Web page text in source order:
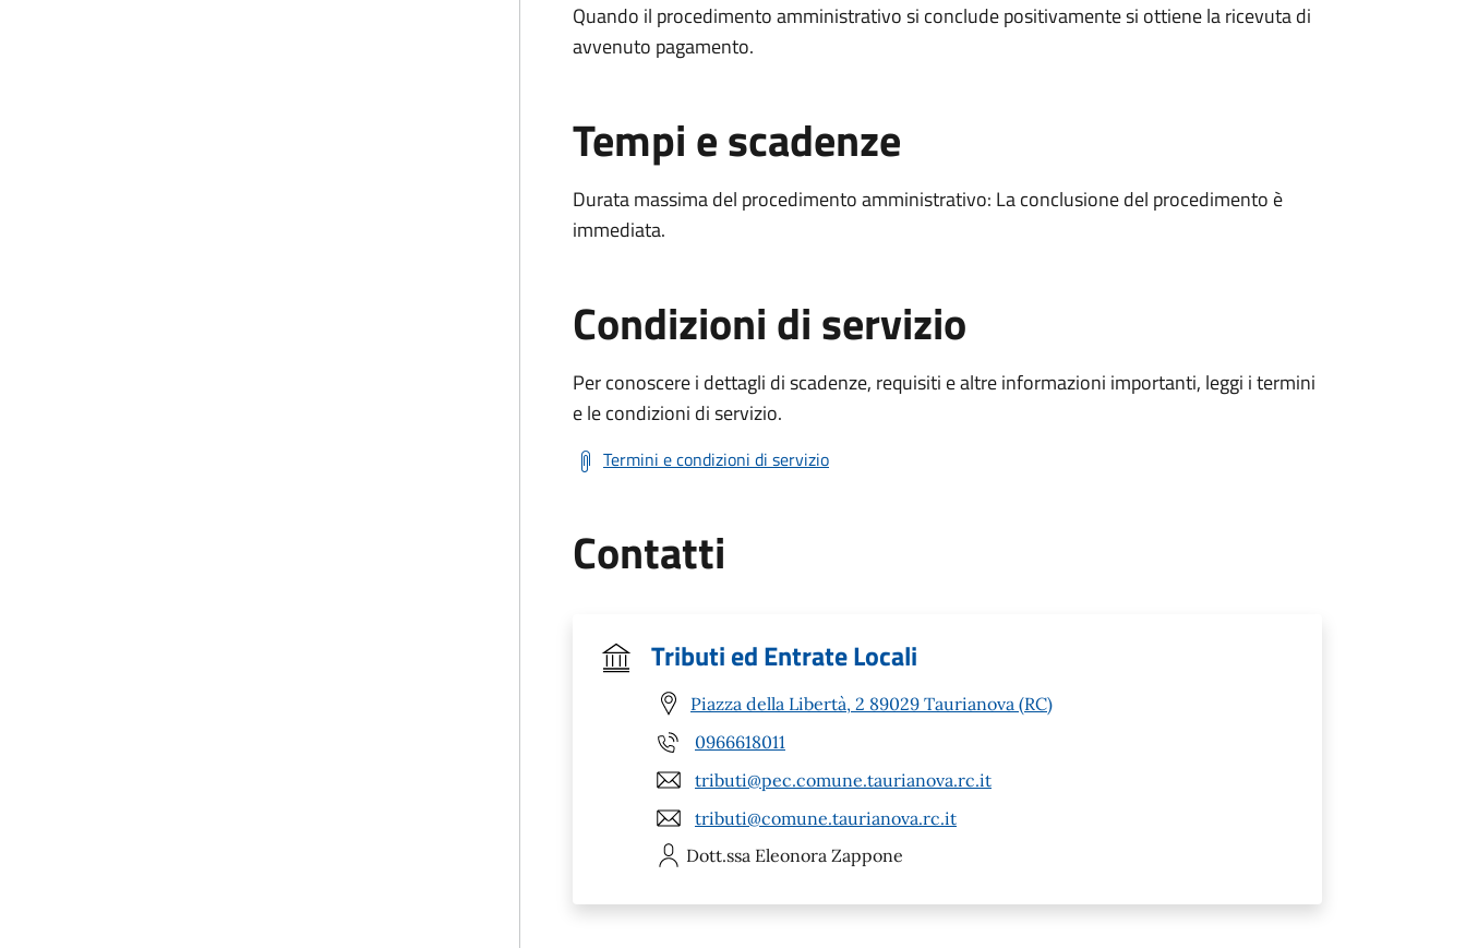
Quando il procedimento amministrativo si conclude positivamente si ottiene la ricevuta di
avvenuto pagamento.
Tempi e scadenze
Durata massima del procedimento amministrativo: La conclusione del procedimento è
immediata.
Condizioni di servizio
Per conoscere i dettagli di scadenze, requisiti e altre informazioni importanti, leggi i termini
e le condizioni di servizio.
Termini e condizioni di servizio
Contatti
Tributi ed Entrate Locali
Piazza della Libertà, 2 89029 Taurianova (RC)
0966618011
tributi@pec.comune.taurianova.rc.it
tributi@comune.taurianova.rc.it
Dott.ssa Eleonora Zappone